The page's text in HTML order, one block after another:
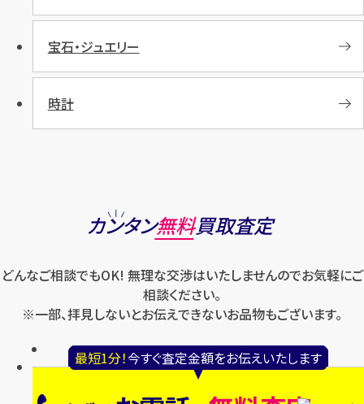
最短1分！今すぐ査定金額をお伝えいたします
宝石・ジュエリー
時計
カンタン無料買取査定
どんなご相談でもOK! 無理な交渉はいたしませんのでお気軽にご
相談ください。
※一部、拝見しないとお伝えできないお品物もございます。
最短1分！今すぐ査定金額をお伝えいたしま